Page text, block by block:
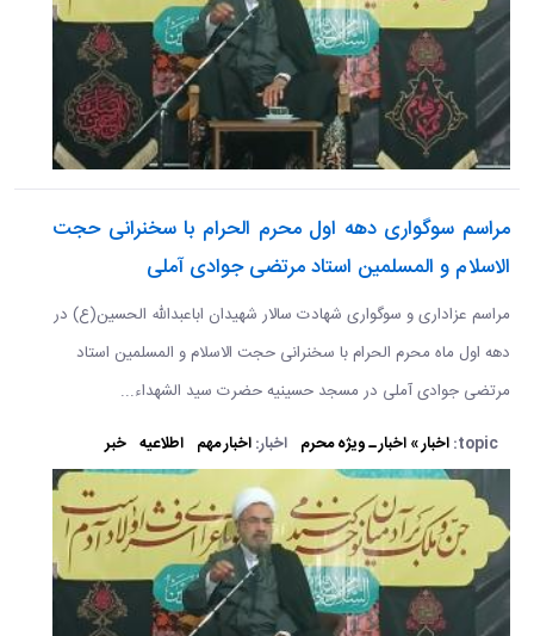
مراسم سوگواری دهه اول محرم الحرام با سخنرانی حجت
الاسلام و المسلمین استاد مرتضی جوادی آملی
مراسم عزاداری و سوگواری شهادت سالار شهیدان اباعبدالله الحسین(ع) در
دهه اول ماه محرم الحرام با سخنرانی حجت الاسلام و المسلمین استاد
مرتضی جوادی آملی در مسجد حسینیه حضرت سید الشهداء...
topic: اخبار » اخبار ـ ویژه محرم اخبار:اخبار مهم اطلاعیه خبر